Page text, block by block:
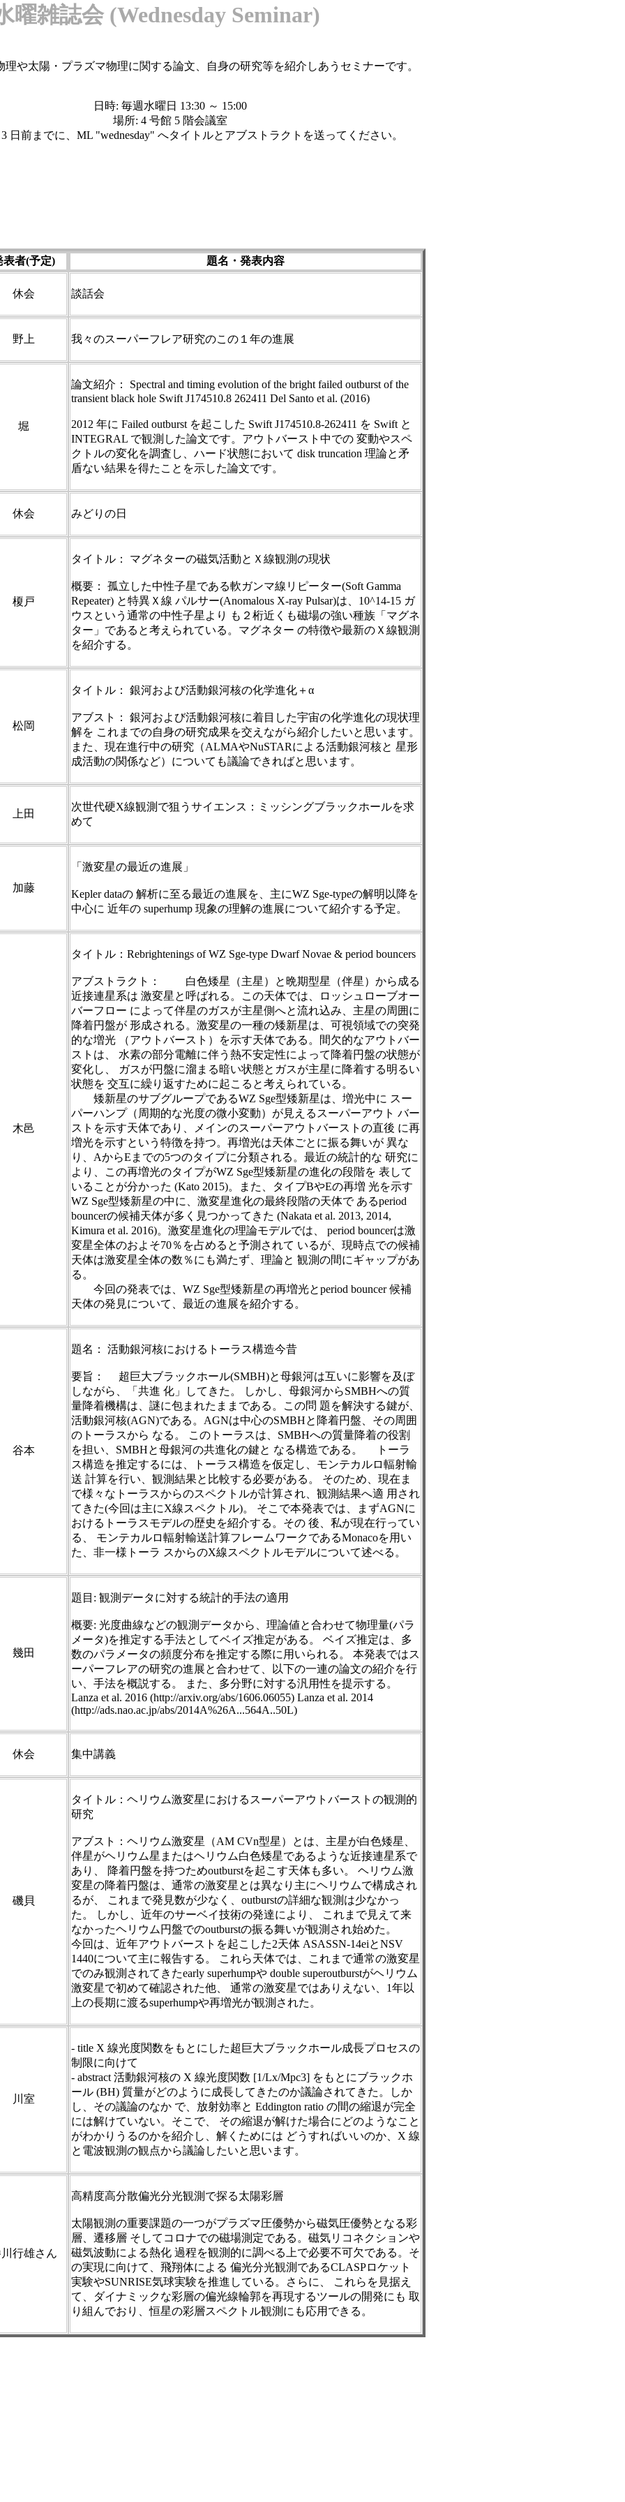
曜雑誌会 (Wednesday Seminar)
や太陽・プラズマ物理に関する論文、自身の研究等を紹介しあうセミナーです。
日時: 毎週水曜日 13:30 ～ 15:00
場所: 4 号館 5 階会議室
日前までに、ML "wednesday" へタイトルとアブストラクトを送ってください。
表者(予定) 題名・発表内容
休会 談話会
野上 我々のスーパーフレア研究のこの１年の進展
堀
論文紹介： Spectral and timing evolution of the bright failed outburst of the
transient black hole Swift J174510.8 262411 Del Santo et al. (2016)
2012 年に Failed outburst を起こした Swift J174510.8-262411 を Swift と
INTEGRAL で観測した論文です。アウトバースト中での 変動やスペ
クトルの変化を調査し、ハード状態において disk truncation 理論と矛
盾ない結果を得たことを示した論文です。
休会 みどりの日
榎戸
タイトル： マグネターの磁気活動とＸ線観測の現状
概要： 孤立した中性子星である軟ガンマ線リピーター(Soft Gamma
Repeater) と特異Ｘ線 パルサー(Anomalous X-ray Pulsar)は、10^14-15 ガ
ウスという通常の中性子星より も２桁近くも磁場の強い種族「マグネ
ター」であると考えられている。マグネター の特徴や最新のＸ線観測
を紹介する。
松岡
タイトル： 銀河および活動銀河核の化学進化＋α
アブスト： 銀河および活動銀河核に着目した宇宙の化学進化の現状理
解を これまでの自身の研究成果を交えながら紹介したいと思います。
また、現在進行中の研究（ALMAやNuSTARによる活動銀河核と 星形
成活動の関係など）についても議論できればと思います。
上田
次世代硬X線観測で狙うサイエンス：ミッシングブラックホールを求
めて
加藤
「激変星の最近の進展」
Kepler dataの 解析に至る最近の進展を、主にWZ Sge-typeの解明以降を
中心に 近年の superhump 現象の理解の進展について紹介する予定。
木邑
タイトル：Rebrightenings of WZ Sge-type Dwarf Novae & period bouncers
アブストラクト： 白色矮星（主星）と晩期型星（伴星）から成る
近接連星系は 激変星と呼ばれる。この天体では、ロッシュローブオー
バーフロー によって伴星のガスが主星側へと流れ込み、主星の周囲に
降着円盤が 形成される。激変星の一種の矮新星は、可視領域での突発
的な増光 （アウトバースト）を示す天体である。間欠的なアウトバー
ストは、 水素の部分電離に伴う熱不安定性によって降着円盤の状態が
変化し、 ガスが円盤に溜まる暗い状態とガスが主星に降着する明るい
状態を 交互に繰り返すために起こると考えられている。
矮新星のサブグループであるWZ Sge型矮新星は、増光中に スー
パーハンプ（周期的な光度の微小変動）が見えるスーパーアウト バー
ストを示す天体であり、メインのスーパーアウトバーストの直後 に再
増光を示すという特徴を持つ。再増光は天体ごとに振る舞いが 異な
り、AからEまでの5つのタイプに分類される。最近の統計的な 研究に
より、この再増光のタイプがWZ Sge型矮新星の進化の段階を 表して
いることが分かった (Kato 2015)。また、タイプBやEの再増 光を示す
WZ Sge型矮新星の中に、激変星進化の最終段階の天体で あるperiod
bouncerの候補天体が多く見つかってきた (Nakata et al. 2013, 2014,
Kimura et al. 2016)。激変星進化の理論モデルでは、 period bouncerは激
変星全体のおよそ70％を占めると予測されて いるが、現時点での候補
天体は激変星全体の数％にも満たず、理論と 観測の間にギャップがあ
る。
今回の発表では、WZ Sge型矮新星の再増光とperiod bouncer 候補
天体の発見について、最近の進展を紹介する。
谷本
題名： 活動銀河核におけるトーラス構造今昔
要旨： 超巨大ブラックホール(SMBH)と母銀河は互いに影響を及ぼ
しながら、「共進 化」してきた。 しかし、母銀河からSMBHへの質
量降着機構は、謎に包まれたままである。この問 題を解決する鍵が、
活動銀河核(AGN)である。AGNは中心のSMBHと降着円盤、その周囲
のトーラスから なる。 このトーラスは、SMBHへの質量降着の役割
を担い、SMBHと母銀河の共進化の鍵と なる構造である。 トーラ
ス構造を推定するには、トーラス構造を仮定し、モンテカルロ輻射輸
送 計算を行い、観測結果と比較する必要がある。 そのため、現在ま
で様々なトーラスからのスペクトルが計算され、観測結果へ適 用され
てきた(今回は主にX線スペクトル)。 そこで本発表では、まずAGNに
おけるトーラスモデルの歴史を紹介する。その 後、私が現在行ってい
る、 モンテカルロ輻射輸送計算フレームワークであるMonacoを用い
た、非一様トーラ スからのX線スペクトルモデルについて述べる。
幾田
題目: 観測データに対する統計的手法の適用
概要: 光度曲線などの観測データから、理論値と合わせて物理量(パラ
メータ)を推定する手法としてベイズ推定がある。 ベイズ推定は、多
数のパラメータの頻度分布を推定する際に用いられる。 本発表ではス
ーパーフレアの研究の進展と合わせて、以下の一連の論文の紹介を行
い、手法を概説する。 また、多分野に対する汎用性を提示する。
Lanza et al. 2016 (http://arxiv.org/abs/1606.06055) Lanza et al. 2014
(http://ads.nao.ac.jp/abs/2014A%26A...564A..50L)
休会 集中講義
磯貝
タイトル：ヘリウム激変星におけるスーパーアウトバーストの観測的
研究
アブスト：ヘリウム激変星（AM CVn型星）とは、主星が白色矮星、
伴星がヘリウム星またはヘリウム白色矮星であるような近接連星系で
あり、 降着円盤を持つためoutburstを起こす天体も多い。 ヘリウム激
変星の降着円盤は、通常の激変星とは異なり主にヘリウムで構成され
るが、 これまで発見数が少なく、outburstの詳細な観測は少なかっ
た。 しかし、近年のサーベイ技術の発達により、 これまで見えて来
なかったヘリウム円盤でのoutburstの振る舞いが観測され始めた。
今回は、近年アウトバーストを起こした2天体 ASASSN-14eiとNSV
1440について主に報告する。 これら天体では、これまで通常の激変星
でのみ観測されてきたearly superhumpや double superoutburstがヘリウム
激変星で初めて確認された他、 通常の激変星ではありえない、1年以
上の長期に渡るsuperhumpや再増光が観測された。
川室
- title X 線光度関数をもとにした超巨大ブラックホール成長プロセスの
制限に向けて
- abstract 活動銀河核の X 線光度関数 [1/Lx/Mpc3] をもとにブラックホ
ール (BH) 質量がどのように成長してきたのか議論されてきた。しか
し、その議論のなか で、放射効率と Eddington ratio の間の縮退が完全
には解けていない。そこで、 その縮退が解けた場合にどのようなこと
がわかりうるのかを紹介し、解くためには どうすればいいのか、X 線
と電波観測の観点から議論したいと思います。
行雄さん
高精度高分散偏光分光観測で探る太陽彩層
太陽観測の重要課題の一つがプラズマ圧優勢から磁気圧優勢となる彩
層、遷移層 そしてコロナでの磁場測定である。磁気リコネクションや
磁気波動による熱化 過程を観測的に調べる上で必要不可欠である。そ
の実現に向けて、飛翔体による 偏光分光観測であるCLASPロケット
実験やSUNRISE気球実験を推進している。さらに、 これらを見据え
て、ダイナミックな彩層の偏光線輪郭を再現するツールの開発にも 取
り組んでおり、恒星の彩層スペクトル観測にも応用できる。